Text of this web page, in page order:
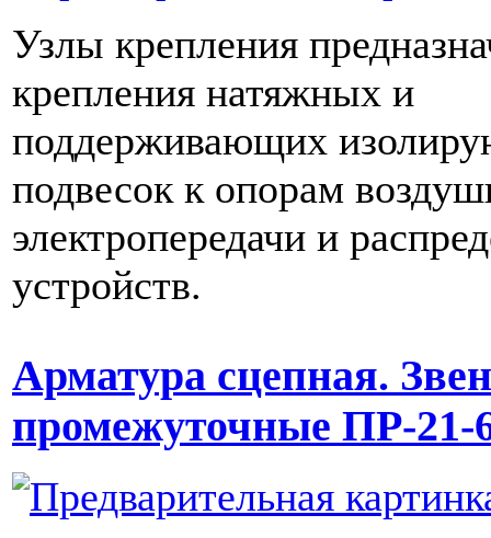
Узлы крепления
крепления натяжных и
поддерживающих
подвесок к опорам
электропередачи и
устройств.
Арматура сцепная.
промежуточные ПР-21-